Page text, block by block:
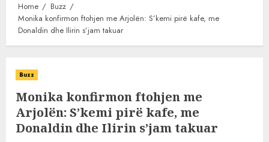
Home
Buzz
Monika konfirmon ftohjen me Arjolën: S’kemi pirë kafe, me
Donaldin dhe Ilirin s’jam takuar
Buzz
Monika konfirmon ftohjen me
Arjolën: S’kemi pirë kafe, me
Donaldin dhe Ilirin s’jam takuar